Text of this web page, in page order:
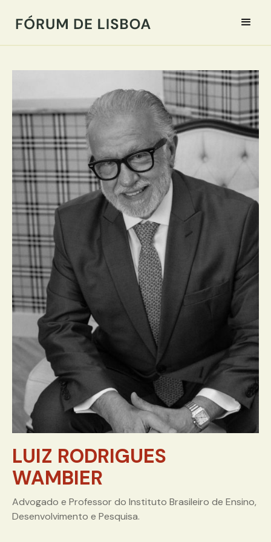
LUIZ RODRIGUES
WAMBIER
Advogado e Professor do Instituto Brasileiro de Ensino,
Desenvolvimento e Pesquisa.